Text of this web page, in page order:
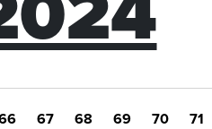
67 68 69 70 71